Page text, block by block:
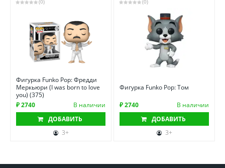
Фигурка Funko Pop: Фредди
Меркьюри (I was born to love
you) (375)
₽ 2740
В наличии
ДОБАВИТЬ
3+
Фигурка Funko Pop: Том
₽ 2740
В наличии
ДОБАВИТЬ
3+